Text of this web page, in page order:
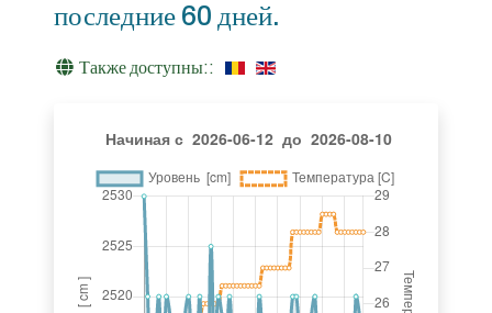
последние 60 дней.
Также доступны::